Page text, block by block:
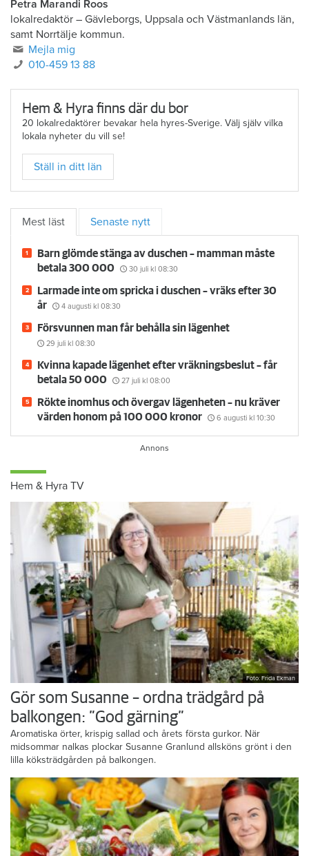
Petra Marandi Roos
lokalredaktör – Gävleborgs, Uppsala och Västmanlands län,
samt Norrtälje kommun.
Mejla mig
010-459 13 88
Hem & Hyra finns där du bor
20 lokalredaktörer bevakar hela hyres-Sverige. Välj själv vilka
lokala nyheter du vill se!
Ställ in ditt län
Mest läst Senaste nytt
Barn glömde stänga av duschen – mamman måste
betala 300 000
30 juli kl 08:30
Larmade inte om spricka i duschen – vräks efter 30
år
4 augusti kl 08:30
Försvunnen man får behålla sin lägenhet
29 juli kl 08:30
Kvinna kapade lägenhet efter vräkningsbeslut – får
betala 50 000
27 juli kl 08:00
Rökte inomhus och övergav lägenheten – nu kräver
värden honom på 100 000 kronor
6 augusti kl 10:30
Hem & Hyra TV
Foto: Frida Ekman
Gör som Susanne – ordna trädgård på
balkongen: ”God gärning”
Aromatiska örter, krispig sallad och årets första gurkor. När
midsommar nalkas plockar Susanne Granlund allsköns grönt i den
lilla köksträdgården på balkongen.